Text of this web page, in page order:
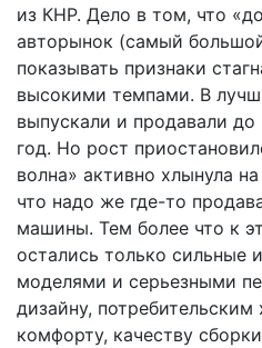
из КНР. Дело в том, что
авторынок (самый
показывать признаки
высокими темпами. В
выпускали и продавали
год. Но рост
волна» активно хлынула
что надо же где-то
машины. Тем более что к
остались только сильные
моделями и серьезными
дизайну, потребительским
комфорту, качеству